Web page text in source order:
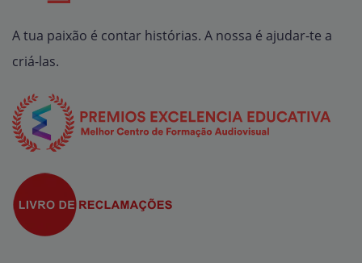
A tua paixão é contar histórias. A nossa é ajudar-te a
criá-las.